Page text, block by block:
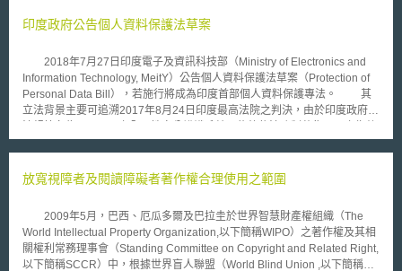
中，該部指出，雲端服務業者若替適用機構或是商業夥伴創造、接收、維
Information），則該雲端業者就被視為HIPAA下規範之商業夥伴，原因在於
該服務具有儲存與維護醫療資訊功能，非屬該法排除適用之「網路服務業
者」（Internet Service Providers）資料傳輸服務類型。 該指引有幾大
重點：首先，雲端服務業者如將該醫療資訊提供加密儲存服務，仍應盡到
HIPAA中規範商業夥伴之責任。原因在於加密資料不足以保護HIPAA有關資
者，雲端業者皆須與委託方簽署商業夥伴協議（Business Associate
動設備進入雲端儲存之醫療資料，但應建立合乎HIPPA所要求相關之安全措
者，但使用前應自行評估該資訊遭駭客攻擊之可能性。
印度政府公告個人資料保護法草案
2018年7月27日印度電子及資訊科技部（Ministry of Electronics and
Information Technology, MeitY）公告個人資料保護法草案（Protection of
Personal Data Bill），若施行將成為印度首部個人資料保護專法。 其
立法背景主要可追溯2017年8月24日印度最高法院之判決，由於印度政府立
及虹膜等生物辨識，國民在進行退稅、社會補助、使用福利措施等行為時都
院最後以隱私權為印度憲法第21條「個人享有決定生活與自由權利」之保護
利用而不被他人任意侵害，因此認定Aadhaar專法與相關法律違憲，政府應
有義務提出個人資料專法以保護國民之個人資料。此判決結果迫使印度政府
成立由前最高法院BN Srikrishna法官所領導之專家委員會，研擬個人資料
保護法草案。 草案全文共112條，分為15章節。主要重點架構說明如
放寬視障者及閱讀障礙者著作權合理使用之範圍
2009年5月，巴西、厄瓜多爾及巴拉圭於世界智慧財產權組織（The
World Intellectual Property Organization,以下簡稱WIPO）之著作權及其相
關權利常務理事會（Standing Committee on Copyright and Related Right,
以下簡稱SCCR）中，根據世界盲人聯盟（World Blind Union ,以下簡稱